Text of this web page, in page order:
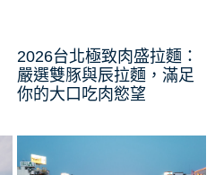
2026台北極致肉盛拉麵：
嚴選雙豚與辰拉麵，滿足
你的大口吃肉慾望